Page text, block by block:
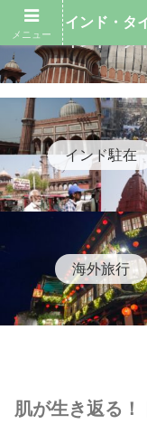
インド駐在
海外旅行
肌が生き返る
メニュー
インド・タ